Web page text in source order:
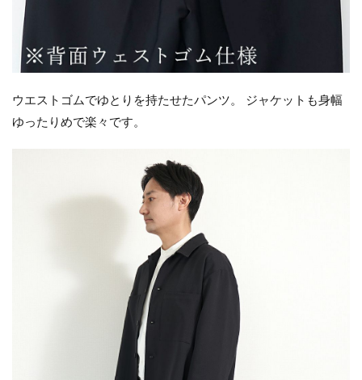
ウエストゴムでゆとりを持たせたパンツ。 ジャケットも身幅
ゆったりめで楽々です。